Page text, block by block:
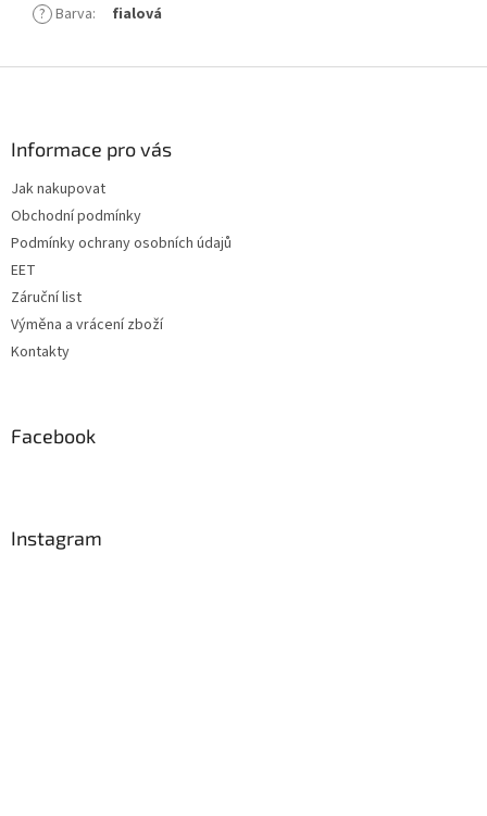
? Barva: fialová
Informace pro vás
Jak nakupovat
Obchodní podmínky
Podmínky ochrany osobních údajů
EET
Záruční list
Výměna a vrácení zboží
Kontakty
Facebook
Instagram